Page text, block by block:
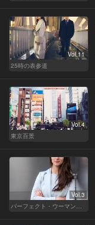
Vol.11
25時の表参道
Vol.4
東京百景
Vol.3
パーフェクト・ウーマン～都心5区の女たち～